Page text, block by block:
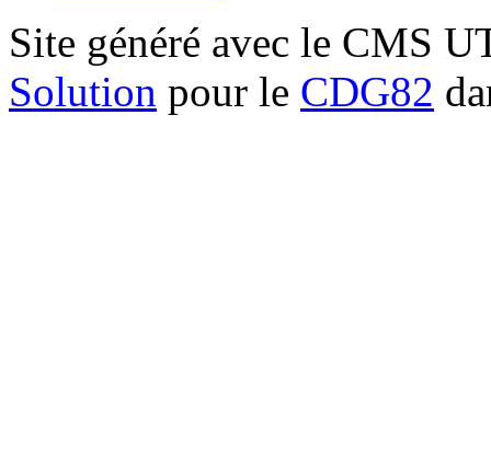
Site généré avec le CMS
Solution pour le CDG82